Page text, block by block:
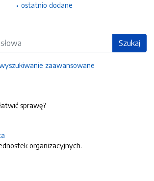
ostatnio dodane
Szukaj
zaawansowane
sprawę?
organizacyjnych.